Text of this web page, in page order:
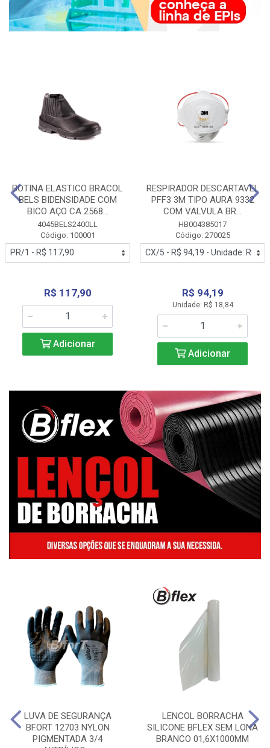
BOTINA ELASTICO BRACOL
BELS BIDENSIDADE COM
BICO AÇO CA 2568...
4045BELS2400LL
Código: 100001
R$ 117,90
Adicionar
RESPIRADOR DESCARTAVEL
PFF3 3M TIPO AURA 9332
COM VALVULA BR...
HB004385017
Código: 270025
R$ 94,19
Unidade: R$ 18,84
Adicionar
LUVA DE SEGURANÇA
BFORT 12703 NYLON
PIGMENTADA 3/4
LENCOL BORRACHA
SILICONE BFLEX SEM LONA
BRANCO 01,6X1000MM